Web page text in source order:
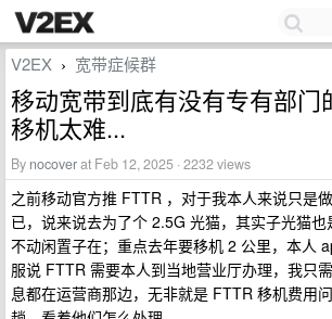
V2EX › 宽带症候群
移动宽带到底有没有专有部门
移机太难...
By nocoverat Feb 12, 2025 · 2232 views
之前移动官方推 FTTR ，对于我本人来说只是
已，说来说去为了个 2.5G 光猫，其实子光猫
不动闲置子在；重点去年要移机 2 公里，本人
服说 FTTR 需要本人到当地营业厅办理，我只
息都在运营商那边，无非就是 FTTR 移机费用